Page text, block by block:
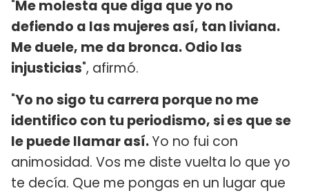
"Me molesta que diga que yo no
defiendo a las mujeres así, tan liviana.
Me duele, me da bronca. Odio las
injusticias", afirmó.
"Yo no sigo tu carrera porque no me
identifico con tu periodismo, si es que se
le puede llamar así.Yo no fui con
animosidad. Vos me diste vuelta lo que yo
te decía. Que me pongas en un lugar que